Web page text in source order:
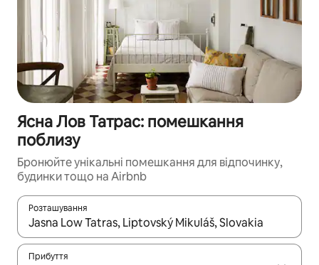
Ясна Лов Татрас: помешкання
поблизу
Бронюйте унікальні помешкання для відпочинку,
будинки тощо на Airbnb
Розташування
Отримавши результати пошуку, використовуйте для
Прибуття